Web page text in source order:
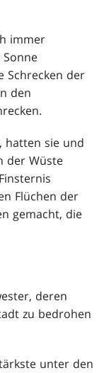
immer
Schrecken der
den
hatten sie und
der Wüste
Flüchen der
gemacht, die
deren
zu bedrohen
unter den